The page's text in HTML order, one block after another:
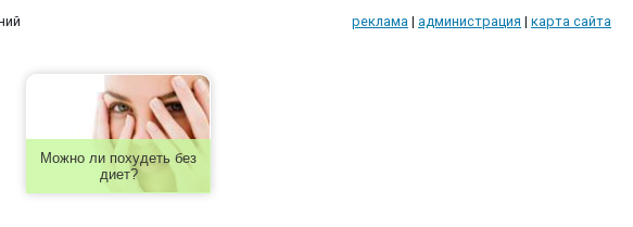
реклама | администрация | карта сайта
Можно ли похудеть без
диет?